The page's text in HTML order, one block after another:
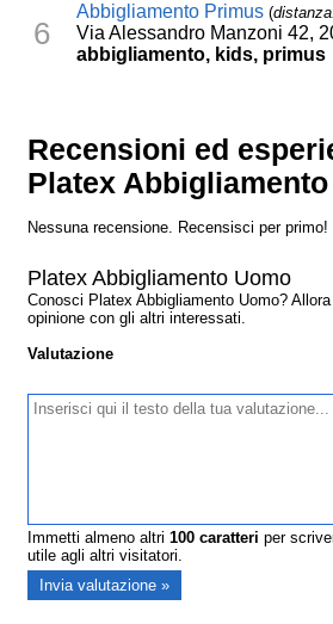
6
Abbigliamento Primus (
Via Alessandro Manzoni 42,
abbigliamento, kids, primus
Recensioni ed
Platex
Nessuna recensione. Recensisci per primo!
Platex Abbigliamento Uomo
Conosci Platex Abbigliamento Uomo?
opinione con gli altri interessati.
Valutazione
Immetti almeno altri100 caratteri per
utile agli altri visitatori.